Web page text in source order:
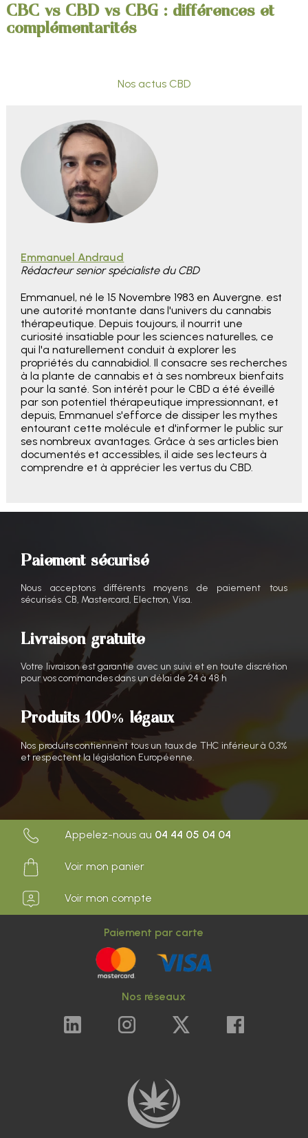
CBC vs CBD vs CBG : différences et
complémentarités
Nos actus CBD
Emmanuel Andraud
Rédacteur senior spécialiste du CBD
Emmanuel, né le 15 Novembre 1983 en Auvergne. est
une autorité montante dans l'univers du cannabis
thérapeutique. Depuis toujours, il nourrit une
curiosité insatiable pour les sciences naturelles, ce
qui l'a naturellement conduit à explorer les
propriétés du cannabidiol. Il consacre ses recherches
à la plante de cannabis et à ses nombreux bienfaits
pour la santé. Son intérêt pour le CBD a été éveillé
par son potentiel thérapeutique impressionnant, et
depuis, Emmanuel s'efforce de dissiper les mythes
entourant cette molécule et d'informer le public sur
ses nombreux avantages. Grâce à ses articles bien
documentés et accessibles, il aide ses lecteurs à
comprendre et à apprécier les vertus du CBD.
Paiement sécurisé
Nous acceptons différents moyens de paiement tous
sécurisés. CB, Mastercard, Electron, Visa.
Livraison gratuite
Votre livraison est garantie avec un suivi et en toute discrétion
pour vos commandes dans un délai de 24 à 48 h
Produits 100% légaux
Nos produits contiennent tous un taux de THC inférieur à 0,3%
et respectent la législation Européenne.
Appelez-nous au 04 44 05 04 04
Voir mon panier
Voir mon compte
Paiement par carte
Nos réseaux